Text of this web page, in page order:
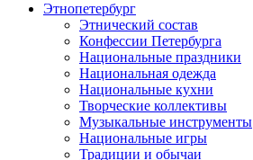
Этнопетербург
Этнический состав
Конфессии Петербурга
Национальные праздники
Национальная одежда
Национальные кухни
Творческие коллективы
Музыкальные инструменты
Национальные игры
Традиции и обычаи